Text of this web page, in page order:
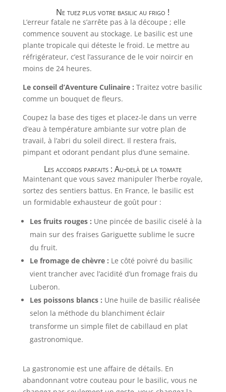
Ne tuez plus votre basilic au frigo !
L’erreur fatale ne s’arrête pas à la découpe ; elle
commence souvent au stockage. Le basilic est une
plante tropicale qui déteste le froid. Le mettre au
réfrigérateur, c’est l’assurance de le voir noircir en
moins de 24 heures.
Le conseil d’Aventure Culinaire : Traitez votre basilic
comme un bouquet de fleurs.
Coupez la base des tiges et placez-le dans un verre
d’eau à température ambiante sur votre plan de
travail, à l’abri du soleil direct. Il restera frais,
pimpant et odorant pendant plus d’une semaine.
Les accords parfaits : Au-delà de la tomate
Maintenant que vous savez manipuler l’herbe royale,
sortez des sentiers battus. En France, le basilic est
un formidable exhausteur de goût pour :
Les fruits rouges : Une pincée de basilic ciselé à la
main sur des fraises Gariguette sublime le sucre
du fruit.
Le fromage de chèvre : Le côté poivré du basilic
vient trancher avec l’acidité d’un fromage frais du
Luberon.
Les poissons blancs : Une huile de basilic réalisée
selon la méthode du blanchiment éclair
transforme un simple filet de cabillaud en plat
gastronomique.
La gastronomie est une affaire de détails. En
abandonnant votre couteau pour le basilic, vous ne